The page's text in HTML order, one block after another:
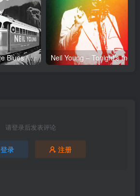
Neil Young – Vampire Blues (Live) – Single(054391239303)【24bit／96.0kHz】土耳其区
请登录后发表评论
登录 注册